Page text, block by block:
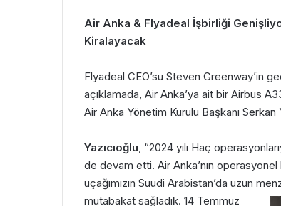
Air Anka & Flyadeal İşbirliği
Kiralayacak
Flyadeal CEO’su Steven Greenway’in
açıklamada, Air Anka’ya ait bir Airbus
Air Anka Yönetim Kurulu Başkanı Serkan
Yazıcıoğlu, “2024 yılı Haç
de devam etti. Air Anka’nın
uçağımızın Suudi Arabistan’da uzun
mutabakat sağladık. 14 Temmuz